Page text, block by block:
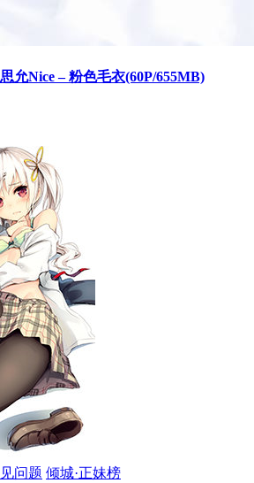
允Nice – 粉色毛衣(60P/655MB)
问题 倾城·正妹榜